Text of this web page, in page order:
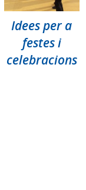
Idees per a
festes i
celebracions